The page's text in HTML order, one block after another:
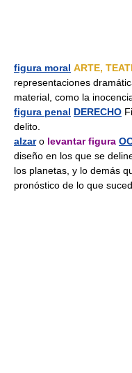
figura moral ARTE,
representaciones
material, como la
figura penal DERECHO
delito.
alzaro levantar figura
diseño en los que se
los planetas, y lo demás
pronóstico de lo que